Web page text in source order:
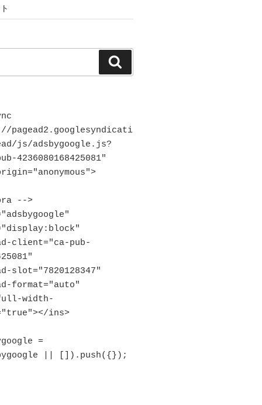
索
pagead2.googlesyndicati
js/adsbygoogle.js?
4236080168425081"
-->
ins>
|| []).push({});